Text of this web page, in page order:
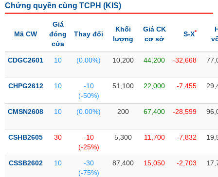
đặc
Không
ký
quỹ
Danh
mục
phiếu
chi
Chứng quyền cùng TCPH (KIS)
Mã CW
Giá
đóng
cửa
Thay đổi
Khối
lượng
Giá CK
cơ sở
S-X*
CDGC2601 10 (0.00%) 10,200 44,200 -32,668
CHPG2612 10
-10
(-50%)
51,100 22,000 -7,455
CMSN2608 10 (0.00%) 200 67,400 -28,599
CSHB2605 30
-10
(-25%)
5,300 11,700 -7,832
CSSB2602 10
-30
(-75%)
87,400 15,050 -2,703
CỤ
ĐẦU
XUẤT
LIỆU
TIN
(-)